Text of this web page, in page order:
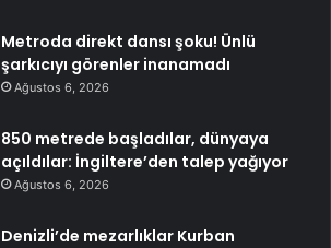
Metroda direkt dansı şoku! Ünlü
şarkıcıyı görenler inanamadı
Ağustos 6, 2026
850 metrede başladılar, dünyaya
açıldılar: İngiltere’den talep yağıyor
Ağustos 6, 2026
Denizli’de mezarlıklar Kurban